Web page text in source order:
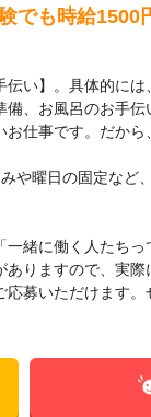
も時給1500
い】。具体的に
、お風呂のお手
仕事です。だから
や曜日の固定など
一緒に働く人たち
りますので、実
募いただけます